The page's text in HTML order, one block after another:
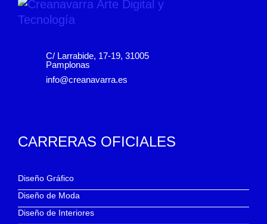
C/ Larrabide, 17-19, 31005
Pamplonas
info@creanavarra.es
CARRERAS OFICIALES
Diseño Gráfico
Diseño de Moda
Diseño de Interiores